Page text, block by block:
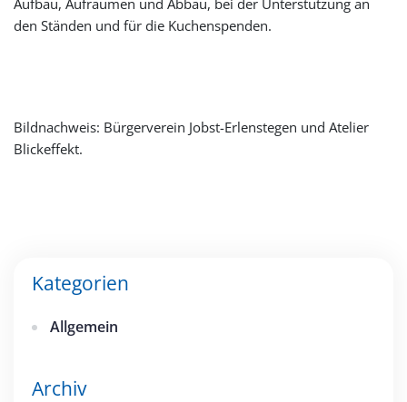
Aufbau, Aufräumen und Abbau, bei der Unterstützung an
den Ständen und für die Kuchenspenden.
Bildnachweis: Bürgerverein Jobst-Erlenstegen und Atelier
Blickeffekt.
Kategorien
Allgemein
Archiv